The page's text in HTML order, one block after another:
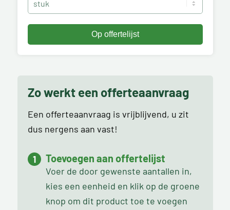
Zo werkt een offerteaanvraag
Een offerteaanvraag is vrijblijvend, u zit
dus nergens aan vast!
Toevoegen aan offertelijst
Voer de door gewenste aantallen in,
kies een eenheid en klik op de groene
knop om dit product toe te voegen